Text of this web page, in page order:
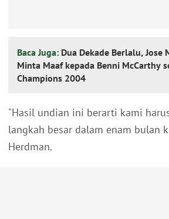
Baca Juga: Dua Dekade Berlalu, Jose
Minta Maaf kepada Benni McCarthy
Champions 2004
"Hasil undian ini berarti kami
langkah besar dalam enam bulan
Herdman.